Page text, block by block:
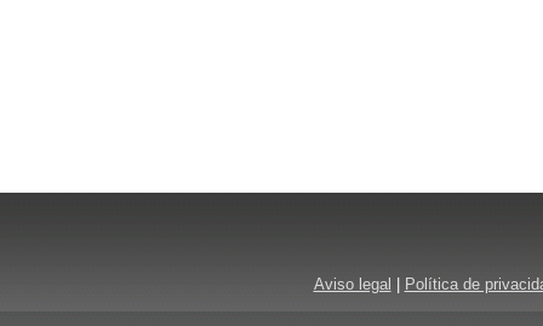
Aviso legal Política de